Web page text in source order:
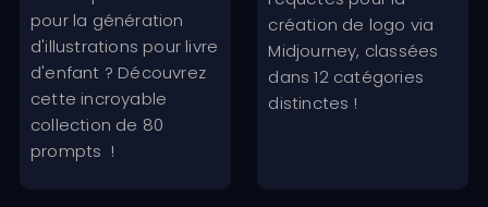
19,99€.9,99€.
pour la génération
d'illustrations pour livre
d'enfant ? Découvrez
cette incroyable
collection de 80
prompts !
création de logo via
Midjourney, classées
dans 12 catégories
distinctes !